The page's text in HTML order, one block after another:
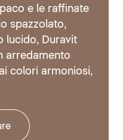
e le raffinate
spazzolato,
lucido, Duravit
arredamento
colori armoniosi,